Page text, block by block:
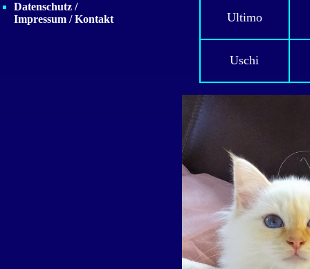
Datenschutz /
Impressum / Kontakt
Ultimo
Uschi